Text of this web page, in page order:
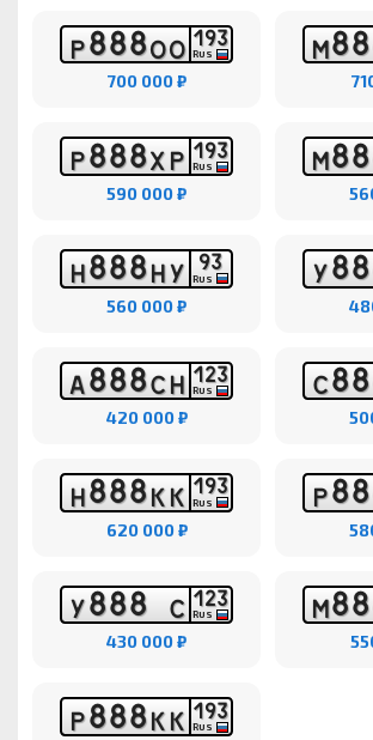
Р888ОО 193
RUS
700 000 ₽
М88
Р888ХР 193
RUS
590 000 ₽
М88
Н888НУ 93
RUS
560 000 ₽
У88
А888СН 123
RUS
420 000 ₽
С88
Н888КК 193
RUS
620 000 ₽
Р88
У888 С 123
RUS
430 000 ₽
М88
Р888КК 193
RUS